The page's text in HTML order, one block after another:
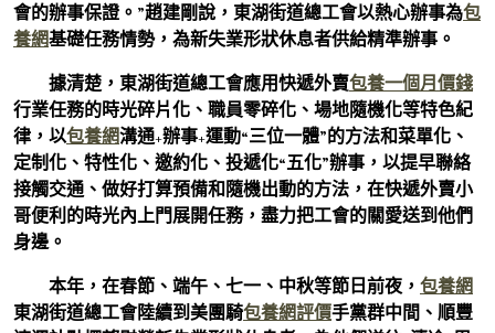
會的辦事保證。”趙建剛說，東湖街道總工會以熱心辦事為包
養網基礎任務情勢，為新失業形狀休息者供給精準辦事。
據清楚，東湖街道總工會應用快遞外賣包養一個月價錢
行業任務的時光碎片化、職員零碎化、場地隨機化等特色紀
律，以包養網溝通+辦事+運動“三位一體”的方法和菜單化、
定制化、特性化、邀約化、投遞化“五化”辦事，以提早聯絡
接觸交通、做好打算預備和隨機出動的方法，在快遞外賣小
哥便利的時光內上門展開任務，盡力把工會的關愛送到他們
身邊。
本年，在春節、端午、七一、中秋等節日前夜， 包養網
東湖街道總工會陸續到美團騎包養網評價手黨群中間、順豐